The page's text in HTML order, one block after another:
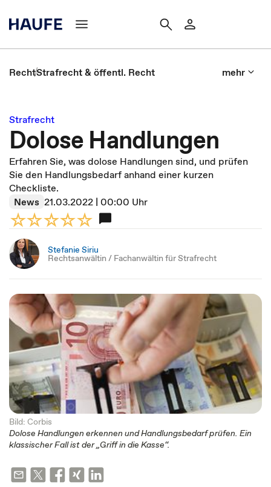
RechtStrafrecht & öffentl. Recht mehr
Strafrecht
Dolose Handlungen
Erfahren Sie, was dolose Handlungen sind, und prüfen
Sie den Handlungsbedarf anhand einer kurzen
Checkliste.
News 21.03.2022 | 00:00 Uhr
Stefanie Siriu
Rechtsanwältin / Fachanwältin für Strafrecht
Bild: Corbis
Dolose Handlungen erkennen und Handlungsbedarf prüfen. Ein
klassischer Fall ist der „Griff in die Kasse“.